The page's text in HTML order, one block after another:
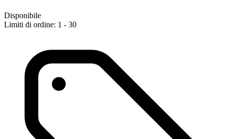
Disponibile
Limiti di ordine: 1 - 30